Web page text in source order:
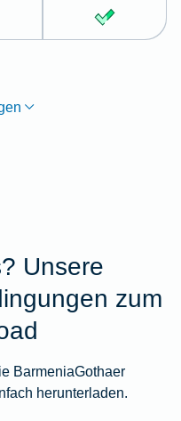
Unsere
zum
BarmeniaGothaer
herunterladen.